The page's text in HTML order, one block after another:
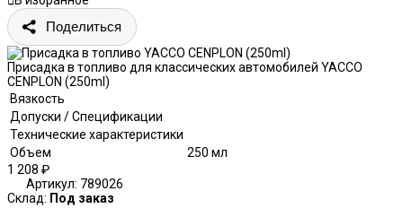
Поделиться
Присадка в топливо для классических автомобилей YACCO
CENPLON (250ml)
Вязкость
Допуски / Спецификации
Технические характеристики
Объем
250 мл
1 208 ₽
Артикул: 789026
Склад: Под заказ